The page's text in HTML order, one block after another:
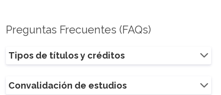
Preguntas Frecuentes (FAQs)
Tipos de títulos y créditos
Convalidación de estudios